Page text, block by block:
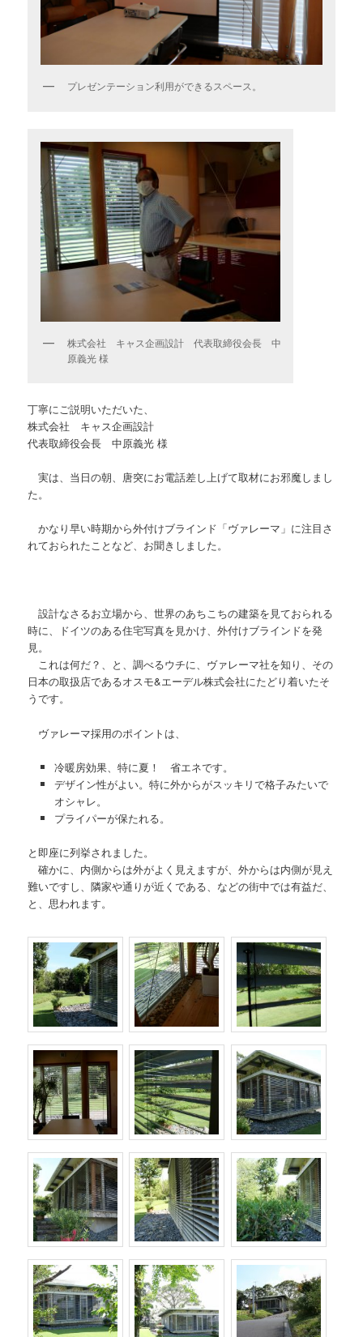
プレゼンテーション利用ができるスペース。
株式会社 キャス企画設計 代表取締役会長 中
原義光 様
丁寧にご説明いただいた、
株式会社 キャス企画設計
代表取締役会長 中原義光 様
実は、当日の朝、唐突にお電話差し上げて取材にお邪魔しまし
た。
かなり早い時期から外付けブラインド「ヴァレーマ」に注目さ
れておられたことなど、お聞きしました。
設計なさるお立場から、世界のあちこちの建築を見ておられる
時に、ドイツのある住宅写真を見かけ、外付けブラインドを発
見。
これは何だ？、と、調べるウチに、ヴァレーマ社を知り、その
日本の取扱店であるオスモ&エーデル株式会社にたどり着いたそ
うです。
ヴァレーマ採用のポイントは、
冷暖房効果、特に夏！ 省エネです。
デザイン性がよい。特に外からがスッキリで格子みたいで
オシャレ。
プライパーが保たれる。
と即座に列挙されました。
確かに、内側からは外がよく見えますが、外からは内側が見え
難いですし、隣家や通りが近くである、などの街中では有益だ、
と、思われます。